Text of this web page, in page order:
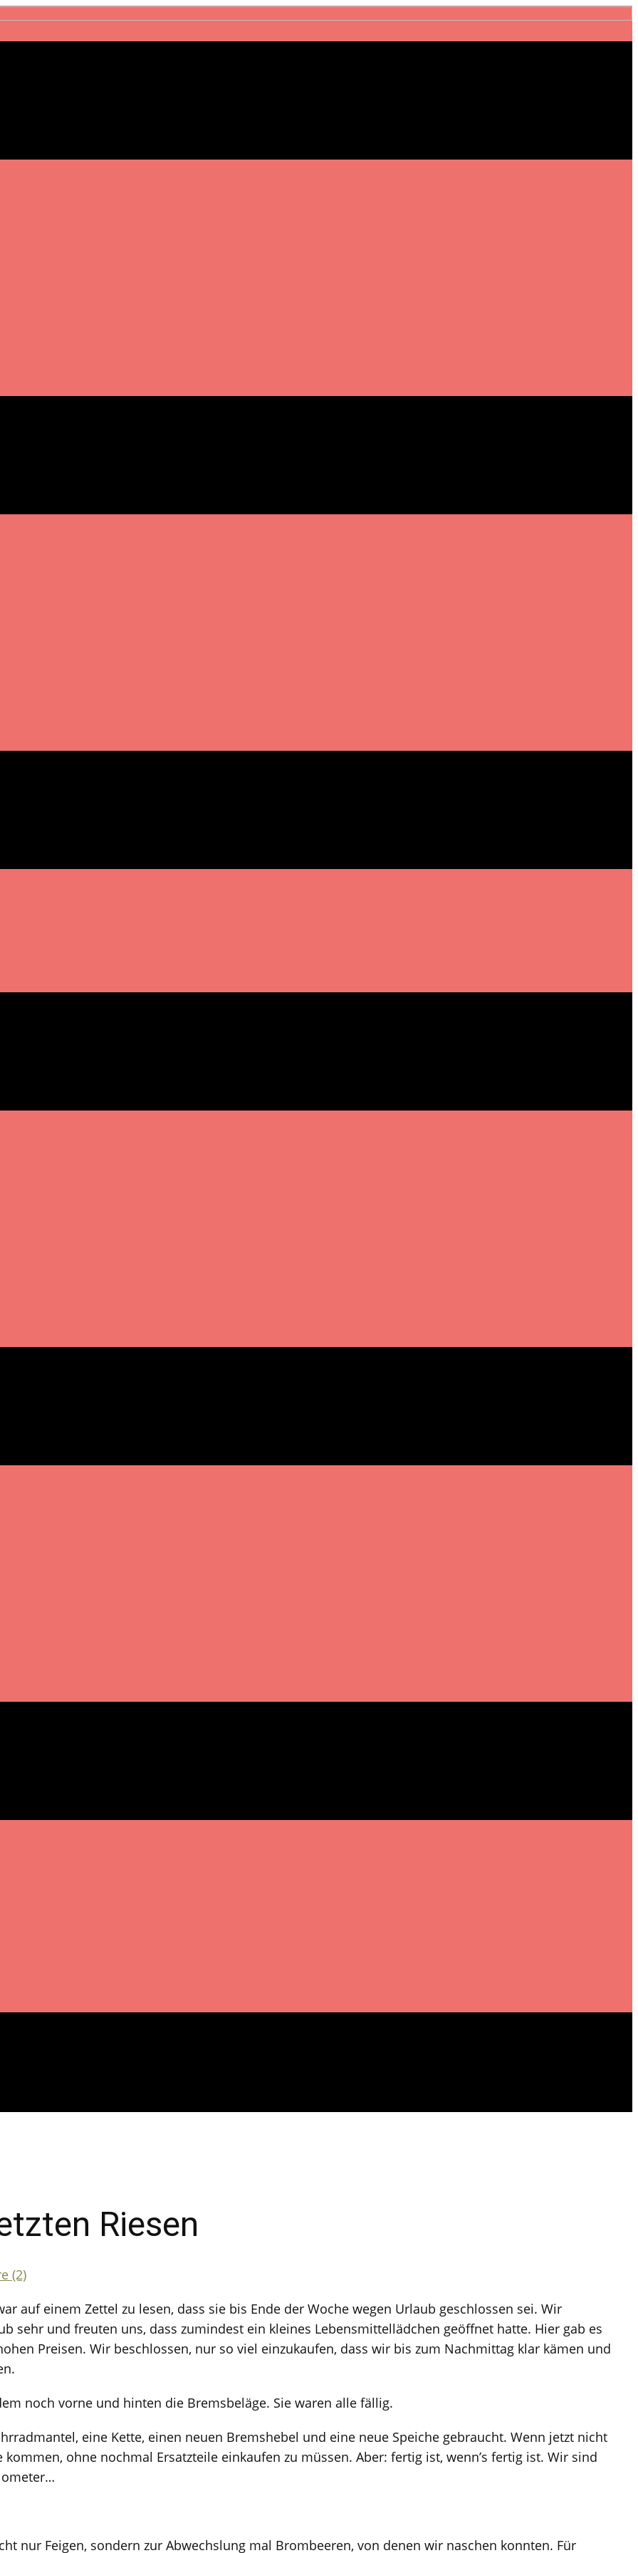
Riesen
(2)
auf einem Zettel zu lesen, dass sie bis Ende der Woche wegen Urlaub geschlossen sei. Wir
sehr und freuten uns, dass zumindest ein kleines Lebensmittellädchen geöffnet hatte. Hier gab es
Preisen. Wir beschlossen, nur so viel einzukaufen, dass wir bis zum Nachmittag klar kämen und
noch vorne und hinten die Bremsbeläge. Sie waren alle fällig.
eine Kette, einen neuen Bremshebel und eine neue Speiche gebraucht. Wenn jetzt nicht
ohne nochmal Ersatzteile einkaufen zu müssen. Aber: fertig ist, wenn’s fertig ist. Wir sind
nur Feigen, sondern zur Abwechslung mal Brombeeren, von denen wir naschen konnten. Für